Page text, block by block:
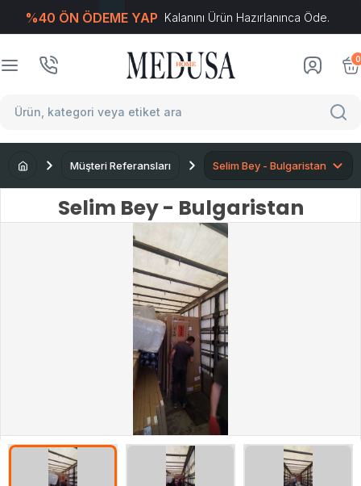
%40 ÖN ÖDEME YAP Kalanını Ürün Hazırlanınca Öde.
0
Müşteri Referansları Selim Bey - Bulgaristan
Selim Bey - Bulgaristan
T-Soft E-Ticaret Sistemleriyle Hazırlanmıştır.